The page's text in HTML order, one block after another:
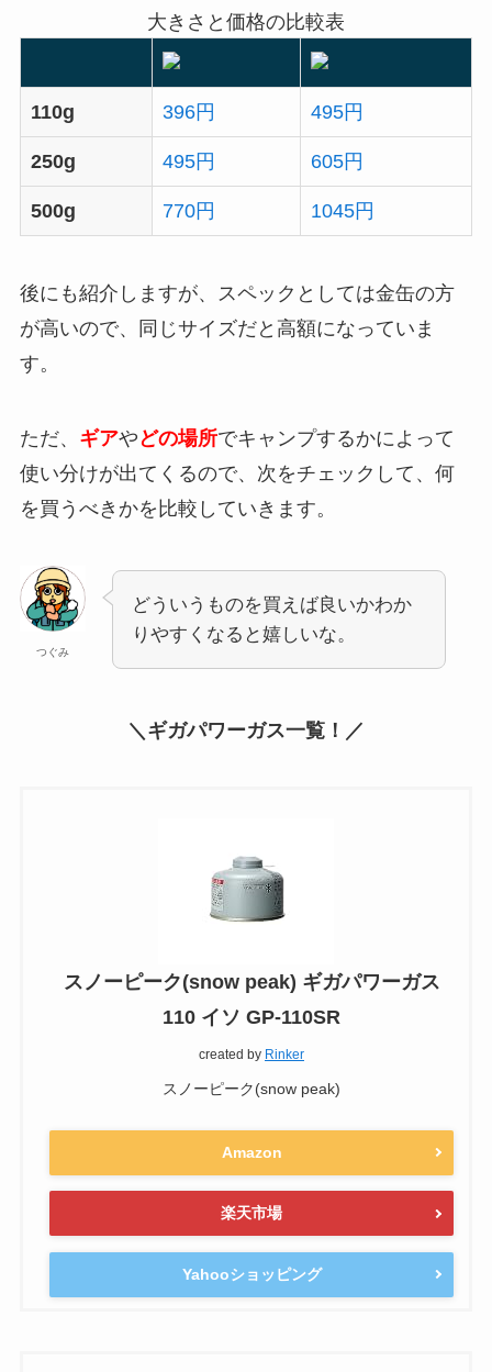
大きさと価格の比較表
110g 396円 495円
250g 495円 605円
500g 770円 1045円
後にも紹介しますが、スペックとしては金缶の方
が高いので、同じサイズだと高額になっていま
す。
ただ、 ギアやどの場所でキャンプするかによって
使い分けが出てくるので、次をチェックして、何
を買うべきかを比較していきます。
つぐみ
どういうものを買えば良いかわか
りやすくなると嬉しいな。
＼ギガパワーガス一覧！／
スノーピーク(snow peak) ギガパワーガス
110 イソ GP-110SR
created by Rinker
スノーピーク(snow peak)
Amazon
楽天市場
Yahooショッピング